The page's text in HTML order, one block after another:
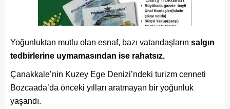
Yoğunluktan mutlu olan esnaf, bazı vatandaşların salgın
tedbirlerine uymamasından ise rahatsız.
Çanakkale’nin Kuzey Ege Denizi’ndeki turizm cenneti
Bozcaada’da önceki yılları aratmayan bir yoğunluk
yaşandı.